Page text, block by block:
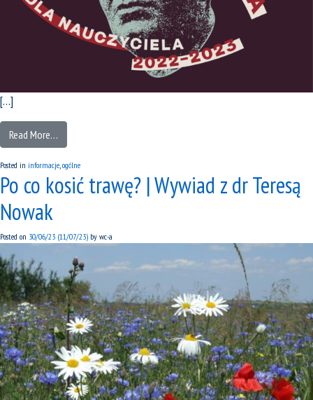
[…]
Read More…
Posted in informacje ogólne
Po co kosić trawę? | Wywiad z dr Teresą
Nowak
Posted on 30/06/23 (11/07/23) by wc-a